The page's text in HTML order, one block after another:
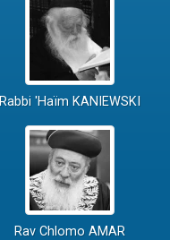
Rabbi 'Haïm KANIEWSKI
Rav Chlomo AMAR